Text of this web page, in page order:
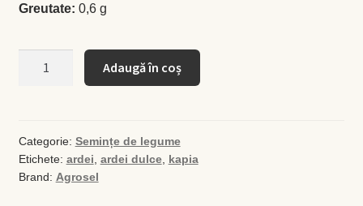
Ceapă de tuns
Creson de grădină
Fragă
Greutate: 0,6 g
dulce
Alexandru
Adaugă în coș
Categorie: Semințe de legume
Etichete: ardei ardei dulce, kapia
Brand: Agrosel